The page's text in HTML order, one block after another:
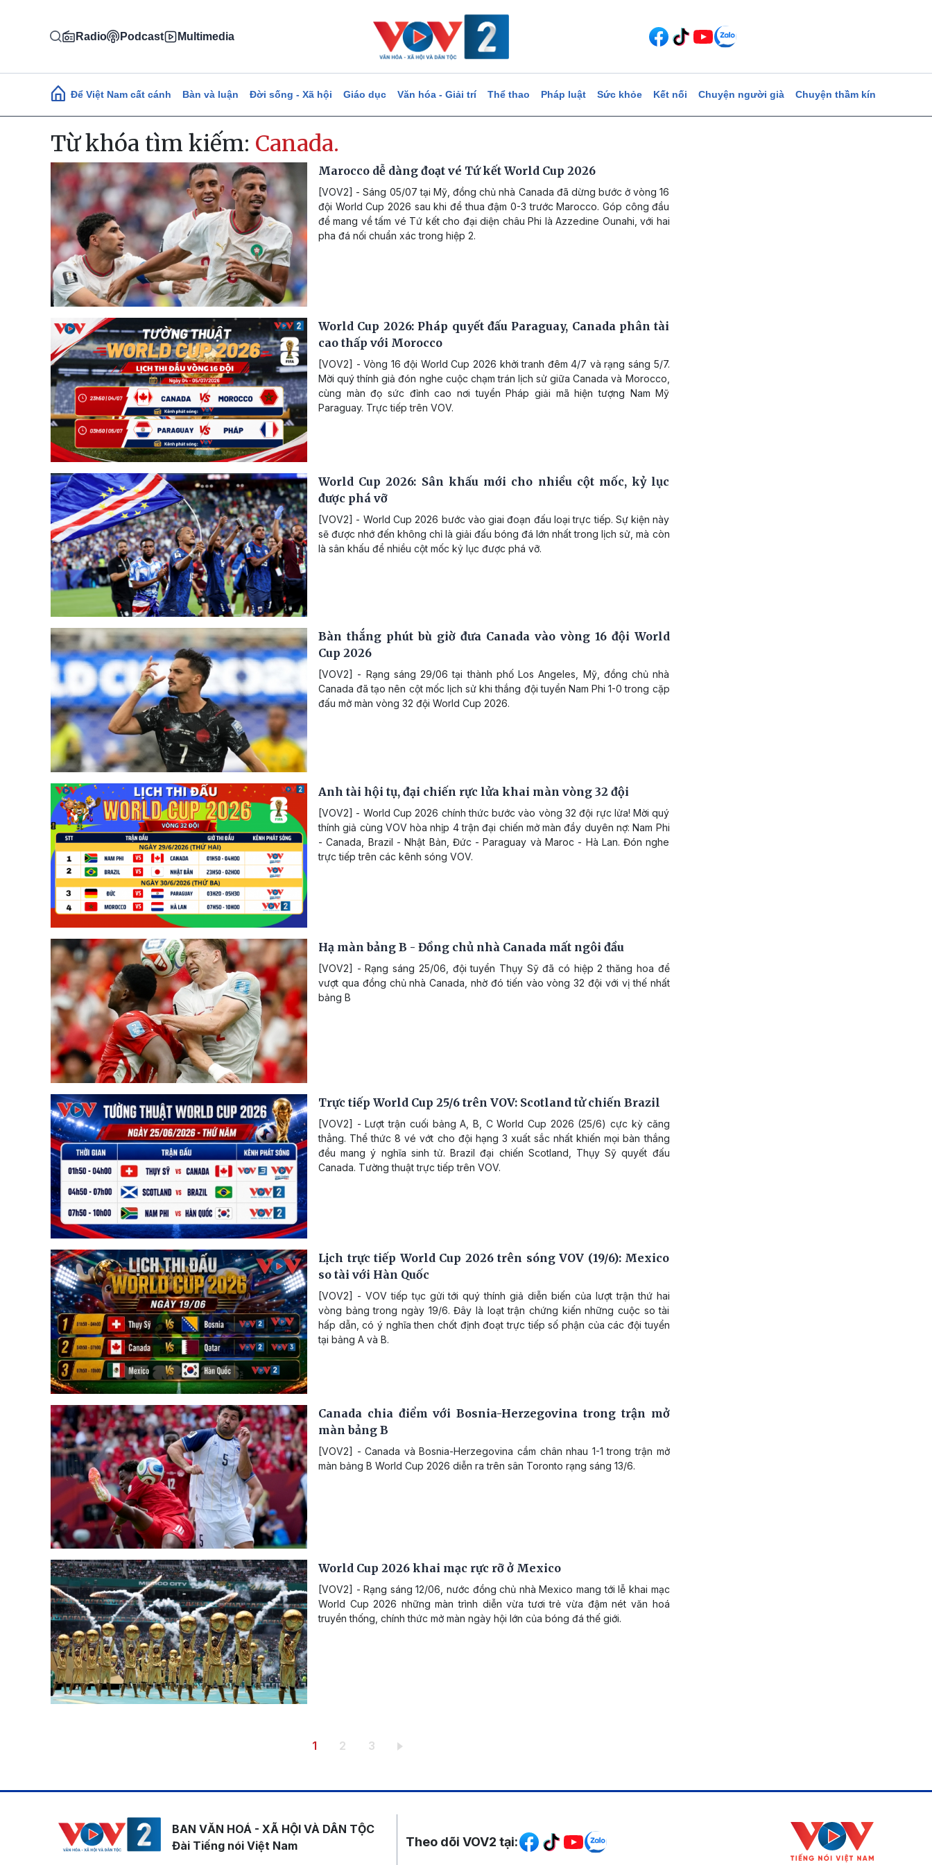
Radio Podcast Multimedia
Main navigation
Để Việt Nam cất cánh Bàn và luận Đời sống - Xã hội Giáo dục Văn hóa - Giải trí Thể thao Pháp luật Sức khỏe Kết nối Chuyện người già Chuyện thầm kín
Từ khóa tìm kiếm: Canada.
Marocco dễ dàng đoạt vé Tứ kết World Cup 2026
[VOV2] - Sáng 05/07 tại Mỹ, đồng chủ nhà Canada đã dừng bước ở vòng 16
đội World Cup 2026 sau khi để thua đậm 0-3 trước Marocco. Góp công đầu
để mang về tấm vé Tứ kết cho đại diện châu Phi là Azzedine Ounahi, với hai
pha đá nối chuẩn xác trong hiệp 2.
World Cup 2026: Pháp quyết đấu Paraguay, Canada phân tài
cao thấp với Morocco
[VOV2] - Vòng 16 đội World Cup 2026 khởi tranh đêm 4/7 và rạng sáng 5/7.
Mời quý thính giả đón nghe cuộc chạm trán lịch sử giữa Canada và Morocco,
cùng màn đọ sức đỉnh cao nơi tuyển Pháp giải mã hiện tượng Nam Mỹ
Paraguay. Trực tiếp trên VOV.
World Cup 2026: Sân khấu mới cho nhiều cột mốc, kỷ lục
được phá vỡ
[VOV2] - World Cup 2026 bước vào giai đoạn đấu loại trực tiếp. Sự kiện này
sẽ được nhớ đến không chỉ là giải đấu bóng đá lớn nhất trong lịch sử, mà còn
là sân khấu để nhiều cột mốc kỷ lục được phá vỡ.
Bàn thắng phút bù giờ đưa Canada vào vòng 16 đội World
Cup 2026
[VOV2] - Rạng sáng 29/06 tại thành phố Los Angeles, Mỹ, đồng chủ nhà
Canada đã tạo nên cột mốc lịch sử khi thắng đội tuyển Nam Phi 1-0 trong cặp
đấu mở màn vòng 32 đội World Cup 2026.
Anh tài hội tụ, đại chiến rực lửa khai màn vòng 32 đội
[VOV2] - World Cup 2026 chính thức bước vào vòng 32 đội rực lửa! Mời quý
thính giả cùng VOV hòa nhịp 4 trận đại chiến mở màn đầy duyên nợ: Nam Phi
- Canada, Brazil - Nhật Bản, Đức - Paraguay và Maroc - Hà Lan. Đón nghe
trực tiếp trên các kênh sóng VOV.
Hạ màn bảng B - Đồng chủ nhà Canada mất ngôi đầu
[VOV2] - Rạng sáng 25/06, đội tuyển Thụy Sỹ đã có hiệp 2 thăng hoa để
vượt qua đồng chủ nhà Canada, nhờ đó tiến vào vòng 32 đội với vị thế nhất
bảng B
Trực tiếp World Cup 25/6 trên VOV: Scotland tử chiến Brazil
[VOV2] - Lượt trận cuối bảng A, B, C World Cup 2026 (25/6) cực kỳ căng
thẳng. Thể thức 8 vé vớt cho đội hạng 3 xuất sắc nhất khiến mọi bàn thắng
đều mang ý nghĩa sinh tử. Brazil đại chiến Scotland, Thụy Sỹ quyết đấu
Canada. Tường thuật trực tiếp trên VOV.
Lịch trực tiếp World Cup 2026 trên sóng VOV (19/6): Mexico
so tài với Hàn Quốc
[VOV2] - VOV tiếp tục gửi tới quý thính giả diễn biến của lượt trận thứ hai
vòng bảng trong ngày 19/6. Đây là loạt trận chứng kiến những cuộc so tài
hấp dẫn, có ý nghĩa then chốt định đoạt trực tiếp số phận của các đội tuyển
tại bảng A và B.
Canada chia điểm với Bosnia-Herzegovina trong trận mở
màn bảng B
[VOV2] - Canada và Bosnia-Herzegovina cầm chân nhau 1-1 trong trận mở
màn bảng B World Cup 2026 diễn ra trên sân Toronto rạng sáng 13/6.
World Cup 2026 khai mạc rực rỡ ở Mexico
[VOV2] - Rạng sáng 12/06, nước đồng chủ nhà Mexico mang tới lễ khai mạc
World Cup 2026 những màn trình diễn vừa tươi trẻ vừa đậm nét văn hoá
truyền thống, chính thức mở màn ngày hội lớn của bóng đá thế giới.
Trang hiện thời
1 Trang
2 Trang
3
BAN VĂN HOÁ - XÃ HỘI VÀ DÂN TỘC
Đài Tiếng nói Việt Nam
Mạng xã hội
Theo dõi VOV2 tại: